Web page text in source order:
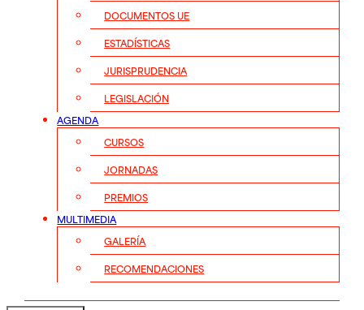
DOCUMENTOS UE
ESTADÍSTICAS
JURISPRUDENCIA
LEGISLACIÓN
AGENDA
CURSOS
JORNADAS
PREMIOS
MULTIMEDIA
GALERÍA
RECOMENDACIONES